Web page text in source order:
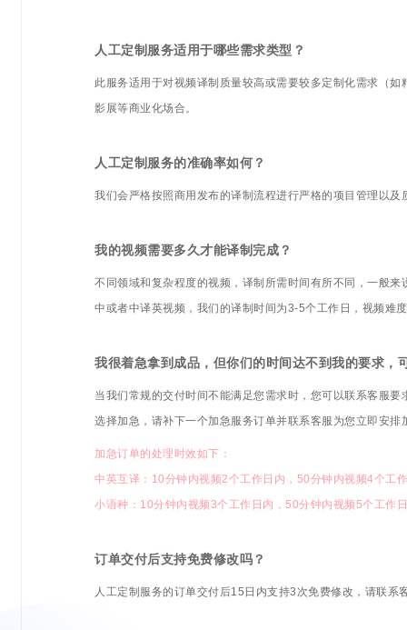
人工定制服务适用于哪些需求类型？
此服务适用于对视频译制质量较高或需要较多定制化需求（
影展等商业化场合。
人工定制服务的准确率如何？
我们会严格按照商用发布的译制流程进行严格的项目管理以
我的视频需要多久才能译制完成？
不同领域和复杂程度的视频，译制所需时间有所不同，一般
中或者中译英视频，我们的译制时间为3-5个工作日，视频难
我很着急拿到成品，但你们的时间达不到我的要求，
当我们常规的交付时间不能满足您需求时，您可以联系客服
选择加急，请补下一个加急服务订单并联系客服为您立即安排
加急订单的处理时效如下：
中英互译：10分钟内视频2个工作日内，50分钟内视频4个工
小语种：10分钟内视频3个工作日内，50分钟内视频5个工作
订单交付后支持免费修改吗？
人工定制服务的订单交付后15日内支持3次免费修改，请联系